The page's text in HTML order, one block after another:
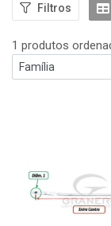
Filtros
1 produtos